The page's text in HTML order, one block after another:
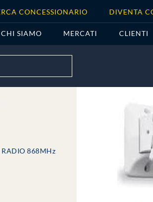
CONCESSIONARIO DIVENTA
CHI SIAMO MERCATI CLIENTI
RADIO 868MHz